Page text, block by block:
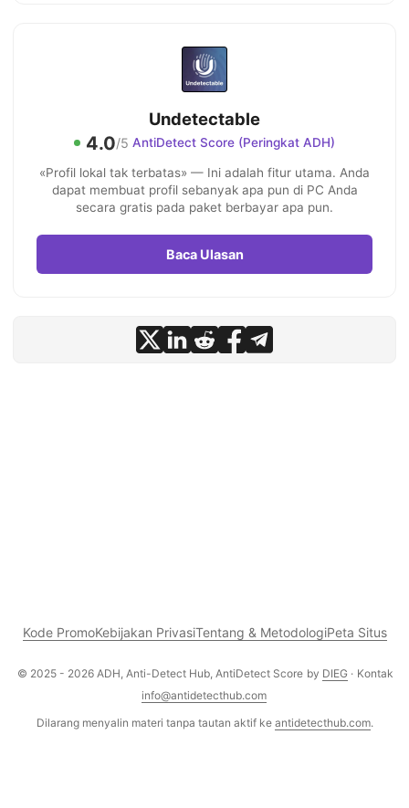
Undetectable
4.0/5 AntiDetect Score (Peringkat ADH)
«Profil lokal tak terbatas» — Ini adalah fitur utama. Anda
dapat membuat profil sebanyak apa pun di PC Anda
secara gratis pada paket berbayar apa pun.
Baca Ulasan
Kode PromoKebijakan PrivasiTentang & MetodologiPeta Situs
© 2025 - 2026 ADH, Anti-Detect Hub, AntiDetect Score by DIEG · Kontak
info@antidetecthub.com
Dilarang menyalin materi tanpa tautan aktif ke antidetecthub.com.